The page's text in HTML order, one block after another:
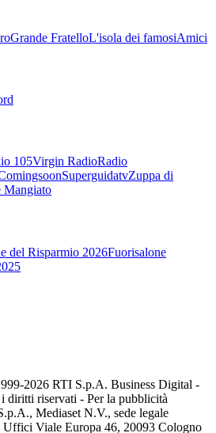
Grande FratelloL'isola dei famosiAmici
105Virgin RadioRadio
SuperguidatvZuppa di
Mangiato
del Risparmio 2026Fuorisalone
2026 RTI S.p.A. Business Digital -
diritti riservati - Per la pubblicità
Mediaset N.V., sede legale
Uffici Viale Europa 46, 20093 Cologno